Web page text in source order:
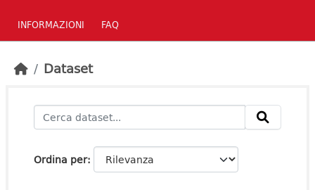
INFORMAZIONI FAQ
Dataset
Ordina per